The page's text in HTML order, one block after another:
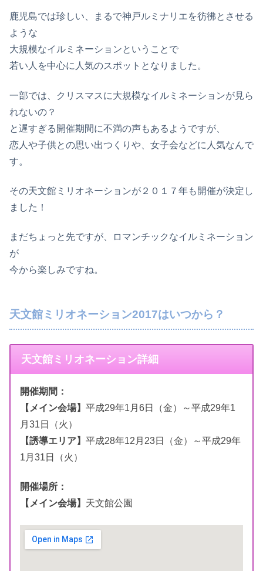
鹿児島では珍しい、まるで神戸ルミナリエを彷彿とさせる
ような
大規模なイルミネーションということで
若い人を中心に人気のスポットとなりました。
一部では、クリスマスに大規模なイルミネーションが見ら
れないの？
と遅すぎる開催期間に不満の声もあるようですが、
恋人や子供との思い出つくりや、女子会などに人気なんで
す。
その天文館ミリオネーションが２０１７年も開催が決定し
ました！
まだちょっと先ですが、ロマンチックなイルミネーション
が
今から楽しみですね。
天文館ミリオネーション2017はいつから？
天文館ミリオネーション詳細
開催期間：
【メイン会場】 平成29年1月6日（金）～平成29年1
月31日（火）
【誘導エリア】 平成28年12月23日（金）～平成29年
1月31日（火）
開催場所：
【メイン会場】 天文館公園